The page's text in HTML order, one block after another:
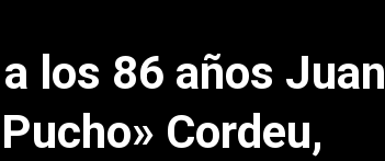
los 86 años Juan
Cordeu,